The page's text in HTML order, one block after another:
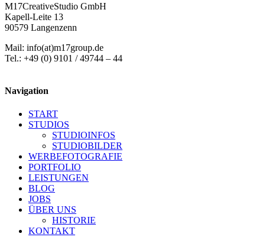
M17CreativeStudio GmbH
Kapell-Leite 13
90579 Langenzenn
Mail: info(at)m17group.de
Tel.: +49 (0) 9101 / 49744 – 44
Navigation
START
STUDIOS
STUDIOINFOS
STUDIOBILDER
WERBEFOTOGRAFIE
PORTFOLIO
LEISTUNGEN
BLOG
JOBS
ÜBER UNS
HISTORIE
KONTAKT